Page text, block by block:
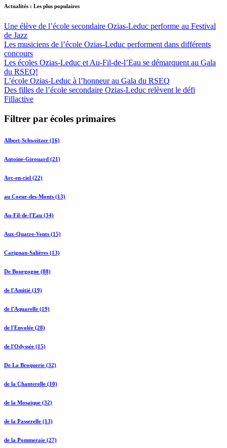
Actualités : Les plus populaires
Une élève de l’école secondaire Ozias-Leduc performe au Festival
de Jazz
Les musiciens de l’école Ozias-Leduc performent dans différents
concours
Les écoles Ozias-Leduc et Au-Fil-de-l’Eau se démarquent au Gala
du RSEQ!
L’école Ozias-Leduc à l’honneur au Gala du RSEQ
Des filles de l’école secondaire Ozias-Leduc relèvent le défi
Fillactive
Filtrer par écoles primaires
Albert-Schweitzer (16)
Antoine-Girouard (21)
Arc-en-ciel (22)
au Coeur-des-Monts (13)
Au-Fil-de-l'Eau (34)
Aux-Quatre-Vents (15)
Carignan-Salières (13)
De Bourgogne (88)
de l'Amitié (19)
de l'Aquarelle (19)
de l'Envolée (28)
de l'Odyssée (15)
De La Broquerie (32)
de la Chanterelle (10)
de la Mosaïque (32)
de la Passerelle (13)
de la Pommeraie (27)